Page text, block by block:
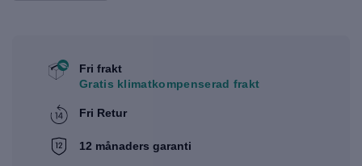
Fri frakt
Gratis klimatkompenserad frakt
Fri Retur
12 månaders garanti